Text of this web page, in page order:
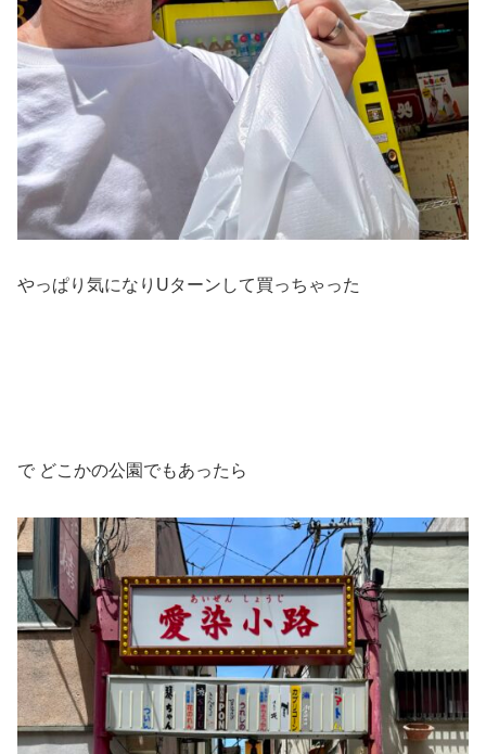
やっぱり気になりUターンして買っちゃった
で どこかの公園でもあったら